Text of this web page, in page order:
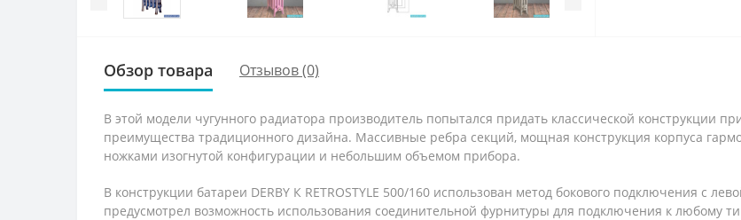
Обзор товара Отзывов (0)
В этой модели чугунного радиатора производитель попытался придать классической конструкции
преимущества традиционного дизайна. Массивные ребра секций, мощная конструкция корпуса
ножками изогнутой конфигурации и небольшим объемом прибора.
В конструкции батареи DERBY К RETROSTYLE 500/160 использован метод бокового подключения с
предусмотрел возможность использования соединительной фурнитуры для подключения к любому